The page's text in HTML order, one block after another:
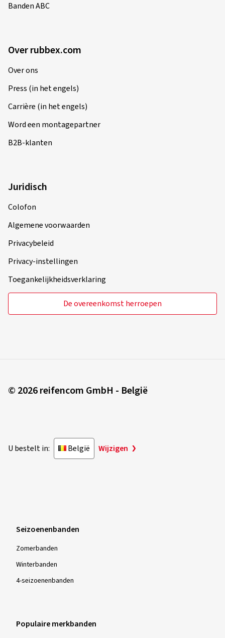
Banden ABC
Over rubbex.com
Over ons
Press (in het engels)
Carrière (in het engels)
Word een montagepartner
B2B-klanten
Juridisch
Colofon
Algemene voorwaarden
Privacybeleid
Privacy-instellingen
Toegankelijkheidsverklaring
De overeenkomst herroepen
© 2026 reifencom GmbH - België
U bestelt in: België Wijzigen
Seizoenenbanden
Zomerbanden
Winterbanden
4-seizoenenbanden
Populaire merkbanden